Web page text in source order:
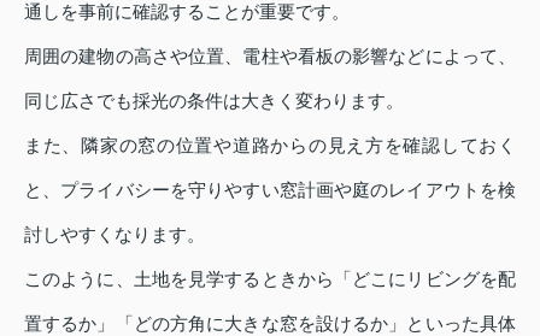
通しを事前に確認することが重要です。
周囲の建物の高さや位置、電柱や看板の影響などによって、
同じ広さでも採光の条件は大きく変わります。
また、隣家の窓の位置や道路からの見え方を確認しておく
と、プライバシーを守りやすい窓計画や庭のレイアウトを検
討しやすくなります。
このように、土地を見学するときから「どこにリビングを配
置するか」「どの方角に大きな窓を設けるか」といった具体